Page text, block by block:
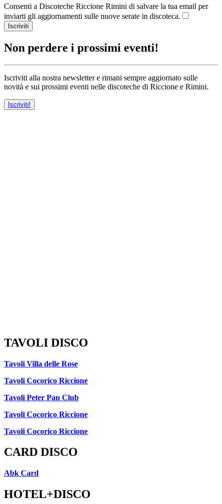
Consenti a Discoteche Riccione Rimini di salvare la tua email per
inviarti gli aggiornamenti sulle nuove serate in discoteca.
Iscriviti
Non perdere i prossimi eventi!
Iscriviti alla nostra newsletter e rimani sempre aggiornato sulle
novità e sui prossimi eventi nelle discoteche di Riccione e Rimini.
Iscriviti!
TAVOLI DISCO
Tavoli Villa delle Rose
Tavoli Cocorico Riccione
Tavoli Peter Pan Club
Tavoli Cocorico Riccione
Tavoli Cocorico Riccione
CARD DISCO
Abk Card
HOTEL+DISCO